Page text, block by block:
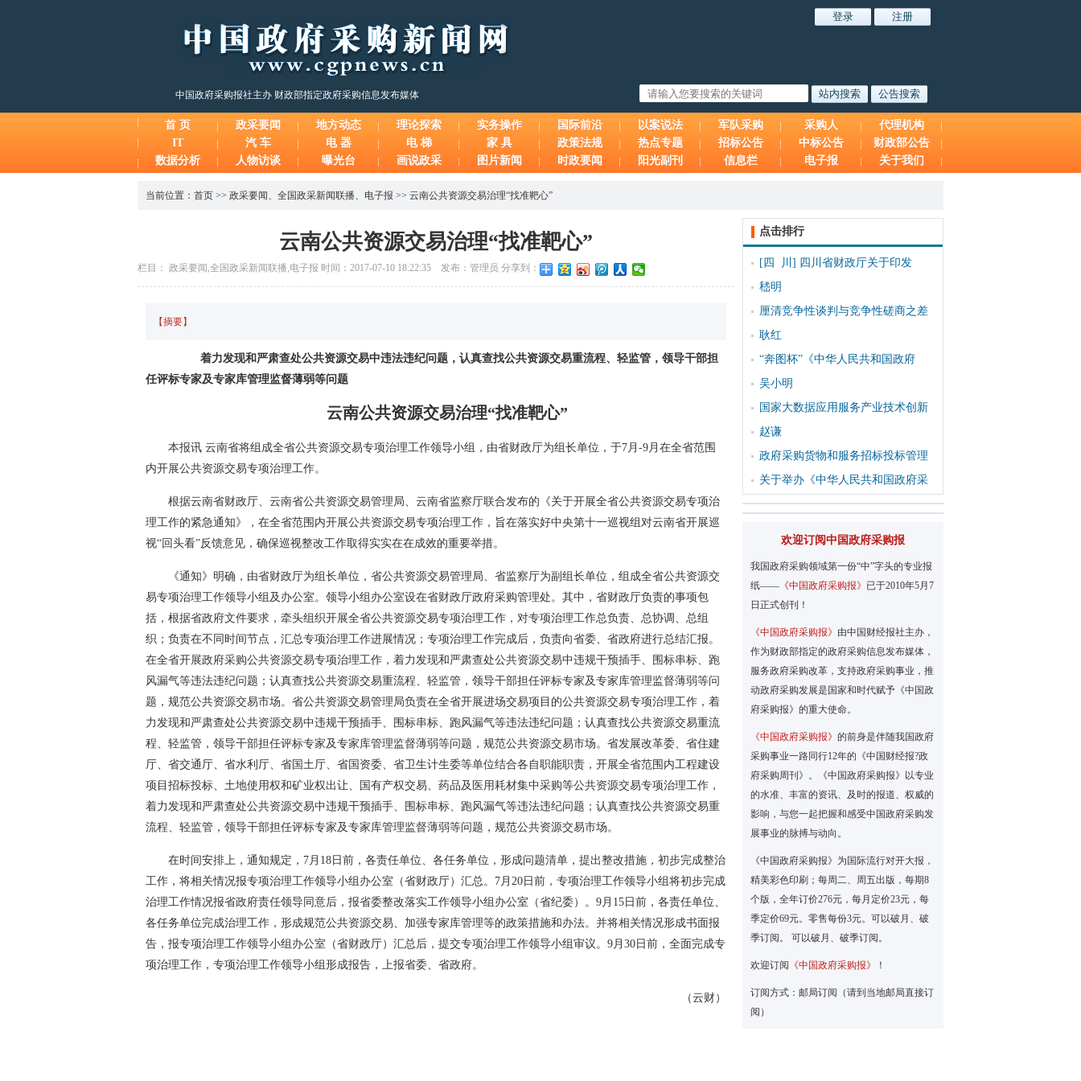
中国政府采购报社主办 财政部指定政府采购信息发布媒体
首 页 政采要闻 地方动态 理论探索 实务操作 国际前沿 以案说法 军队采购 采购人
代理机构
IT
汽 车 电 器 电 梯 家 具 政策法规 热点专题 招标公告 中标公告
财政部公告
数据分析
人物访谈 曝光台 画说政采 图片新闻 时政要闻 阳光副刊 信息栏 电子报 关于我们
当前位置： 首页 >> 政采要闻 、 全国政采新闻联播、 电子报 >> 云南公共资源交易治理“找准靶心”
云南公共资源交易治理“找准靶心”
栏目： 政采要闻,全国政采新闻联播,电子报 时间：2017-07-10 18:22:35 发布：管理员 分享到：
【摘要】
着力发现和严肃查处公共资源交易中违法违纪问题，认真查找公共资源交易重流程、轻监管，领导干部担
任评标专家及专家库管理监督薄弱等问题
云南公共资源交易治理“找准靶心”
本报讯 云南省将组成全省公共资源交易专项治理工作领导小组，由省财政厅为组长单位，于7月-9月在全省范围
内开展公共资源交易专项治理工作。
根据云南省财政厅、云南省公共资源交易管理局、云南省监察厅联合发布的《关于开展全省公共资源交易专项治
理工作的紧急通知》，在全省范围内开展公共资源交易专项治理工作，旨在落实好中央第十一巡视组对云南省开展巡
视“回头看”反馈意见，确保巡视整改工作取得实实在在成效的重要举措。
《通知》明确，由省财政厅为组长单位，省公共资源交易管理局、省监察厅为副组长单位，组成全省公共资源交
易专项治理工作领导小组及办公室。领导小组办公室设在省财政厅政府采购管理处。其中，省财政厅负责的事项包
括，根据省政府文件要求，牵头组织开展全省公共资源交易专项治理工作，对专项治理工作总负责、总协调、总组
织；负责在不同时间节点，汇总专项治理工作进展情况；专项治理工作完成后，负责向省委、省政府进行总结汇报。
在全省开展政府采购公共资源交易专项治理工作，着力发现和严肃查处公共资源交易中违规干预插手、围标串标、跑
风漏气等违法违纪问题；认真查找公共资源交易重流程、轻监管，领导干部担任评标专家及专家库管理监督薄弱等问
题，规范公共资源交易市场。省公共资源交易管理局负责在全省开展进场交易项目的公共资源交易专项治理工作，着
力发现和严肃查处公共资源交易中违规干预插手、围标串标、跑风漏气等违法违纪问题；认真查找公共资源交易重流
程、轻监管，领导干部担任评标专家及专家库管理监督薄弱等问题，规范公共资源交易市场。省发展改革委、省住建
厅、省交通厅、省水利厅、省国土厅、省国资委、省卫生计生委等单位结合各自职能职责，开展全省范围内工程建设
项目招标投标、土地使用权和矿业权出让、国有产权交易、药品及医用耗材集中采购等公共资源交易专项治理工作，
着力发现和严肃查处公共资源交易中违规干预插手、围标串标、跑风漏气等违法违纪问题；认真查找公共资源交易重
流程、轻监管，领导干部担任评标专家及专家库管理监督薄弱等问题，规范公共资源交易市场。
在时间安排上，通知规定，7月18日前，各责任单位、各任务单位，形成问题清单，提出整改措施，初步完成整治
工作，将相关情况报专项治理工作领导小组办公室（省财政厅）汇总。7月20日前，专项治理工作领导小组将初步完成
治理工作情况报省政府责任领导同意后，报省委整改落实工作领导小组办公室（省纪委）。9月15日前，各责任单位、
各任务单位完成治理工作，形成规范公共资源交易、加强专家库管理等的政策措施和办法。并将相关情况形成书面报
告，报专项治理工作领导小组办公室（省财政厅）汇总后，提交专项治理工作领导小组审议。9月30日前，全面完成专
项治理工作，专项治理工作领导小组形成报告，上报省委、省政府。
（云财）
点击排行
[四 川] 四川省财政厅关于印发
嵇明
厘清竞争性谈判与竞争性磋商之差
耿红
“奔图杯”《中华人民共和国政府
吴小明
国家大数据应用服务产业技术创新
赵谦
政府采购货物和服务招标投标管理
关于举办《中华人民共和国政府采
欢迎订阅中国政府采购报
我国政府采购领域第一份“中”字头的专业报
纸—— 《中国政府采购报》 已于2010年5月7
日正式创刊！
《中国政府采购报》 由中国财经报社主办，
作为财政部指定的政府采购信息发布媒体，
服务政府采购改革，支持政府采购事业，推
动政府采购发展是国家和时代赋予《中国政
府采购报》的重大使命。
《中国政府采购报》 的前身是伴随我国政府
采购事业一路同行12年的《中国财经报?政
府采购周刊》。《中国政府采购报》以专业
的水准、丰富的资讯、及时的报道、权威的
影响，与您一起把握和感受中国政府采购发
展事业的脉搏与动向。
《中国政府采购报》为国际流行对开大报，
精美彩色印刷；每周二、周五出版，每期8
个版，全年订价276元，每月定价23元，每
季定价69元。零售每份3元。可以破月、破
季订阅。 可以破月、破季订阅。
欢迎订阅 《中国政府采购报》 ！
订阅方式：邮局订阅（请到当地邮局直接订
阅）